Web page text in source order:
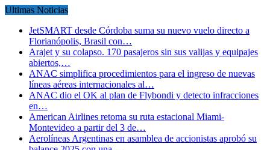
Ultimas Noticias
JetSMART desde Córdoba suma su nuevo vuelo directo a
Florianópolis, Brasil con…
Arajet y su colapso. 170 pasajeros sin sus valijas y equipajes
abiertos,…
ANAC simplifica procedimientos para el ingreso de nuevas
líneas aéreas internacionales al…
ANAC dio el OK al plan de Flybondi y detecto infracciones
en…
American Airlines retoma su ruta estacional Miami-
Montevideo a partir del 3 de…
Aerolíneas Argentinas en asamblea de accionistas aprobó su